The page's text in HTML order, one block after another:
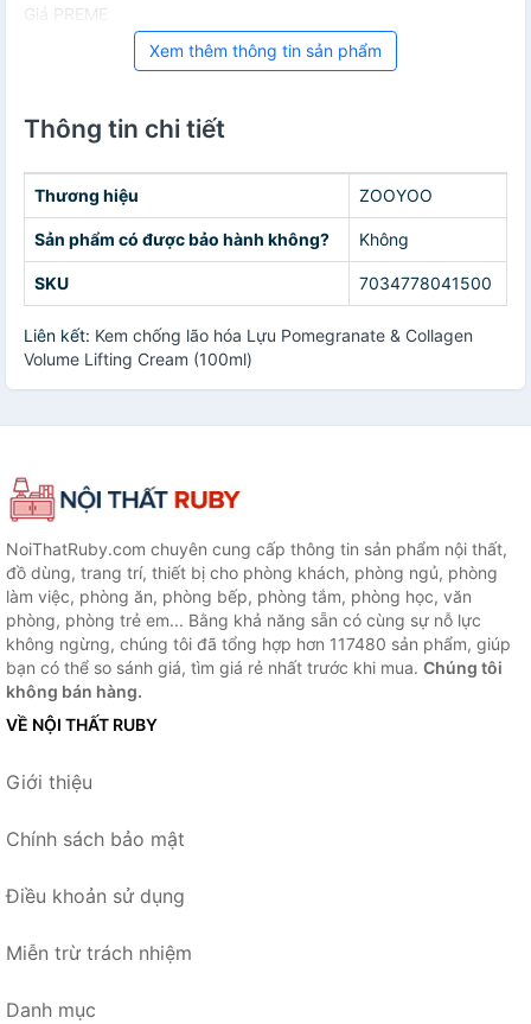
Giá PREME
Xem thêm thông tin sản phẩm
Thông tin chi tiết
Thương hiệu ZOOYOO
Sản phẩm có được bảo hành không? Không
SKU 7034778041500
Liên kết: Kem chống lão hóa Lựu Pomegranate & Collagen
Volume Lifting Cream (100ml)
NoiThatRuby.com chuyên cung cấp thông tin sản phẩm nội thất,
đồ dùng, trang trí, thiết bị cho phòng khách, phòng ngủ, phòng
làm việc, phòng ăn, phòng bếp, phòng tắm, phòng học, văn
phòng, phòng trẻ em... Bằng khả năng sẵn có cùng sự nỗ lực
không ngừng, chúng tôi đã tổng hợp hơn 117480 sản phẩm, giúp
bạn có thể so sánh giá, tìm giá rẻ nhất trước khi mua. Chúng tôi
không bán hàng.
VỀ NỘI THẤT RUBY
Giới thiệu
Chính sách bảo mật
Điều khoản sử dụng
Miễn trừ trách nhiệm
Danh mục